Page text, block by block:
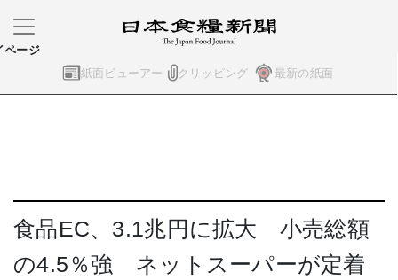
紙面ビューアー クリッピング 最新の紙面
ページ
食品EC、3.1兆円に拡大 小売総額
の4.5％強 ネットスーパーが定着